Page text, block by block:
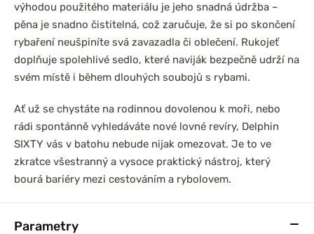
výhodou použitého materiálu je jeho snadná údržba –
pěna je snadno čistitelná, což zaručuje, že si po skončení
rybaření neušpiníte svá zavazadla či oblečení. Rukojeť
doplňuje spolehlivé sedlo, které naviják bezpečně udrží na
svém místě i během dlouhých soubojů s rybami.
Ať už se chystáte na rodinnou dovolenou k moři, nebo
rádi spontánně vyhledáváte nové lovné revíry, Delphin
SIXTY vás v batohu nebude nijak omezovat. Je to ve
zkratce všestranný a vysoce praktický nástroj, který
bourá bariéry mezi cestováním a rybolovem.
Parametry